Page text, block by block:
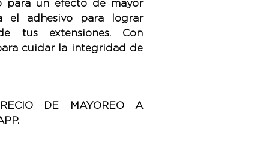
para un efecto de mayor
el adhesivo para lograr
tus extensiones. Con
cuidar la integridad de
DE MAYOREO A